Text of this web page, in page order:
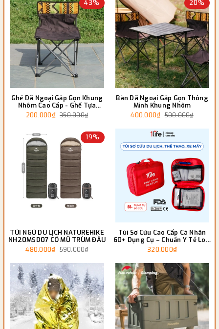
43%
Ghế Dã Ngoại Gấp Gọn Khung
Nhôm Cao Cấp - Ghế Tựa
Camping Siêu Nhẹ
200.000₫ 350.000₫
20%
Bàn Dã Ngoại Gấp Gọn Thông
Minh Khung Nhôm
400.000₫ 500.000₫
19%
TÚI NGỦ DU LỊCH NATUREHIKE
NH20MSD07 CÓ MŨ TRÙM ĐẦU
480.000₫ 590.000₫
Túi Sơ Cứu Cao Cấp Cá Nhân
60+ Dụng Cụ – Chuẩn Y Tế Loại
A, Gọn Nhẹ Mang Theo
320.000₫